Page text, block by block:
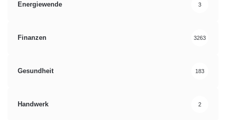
Energiewende 3
Finanzen 3263
Gesundheit 183
Handwerk 2